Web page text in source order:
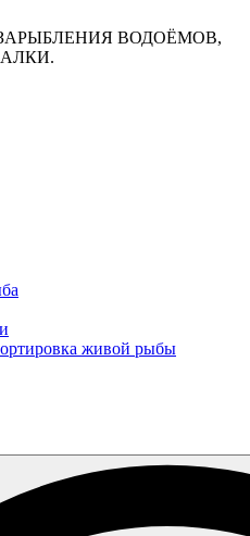
ВОДОЁМОВ,
живой рыбы